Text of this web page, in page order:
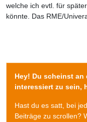
welche ich evtl. für
könnte. Das RME/
Hey! Du scheinst
interessiert zu sein,
Hast du es satt, bei
Beiträge zu scrollen?